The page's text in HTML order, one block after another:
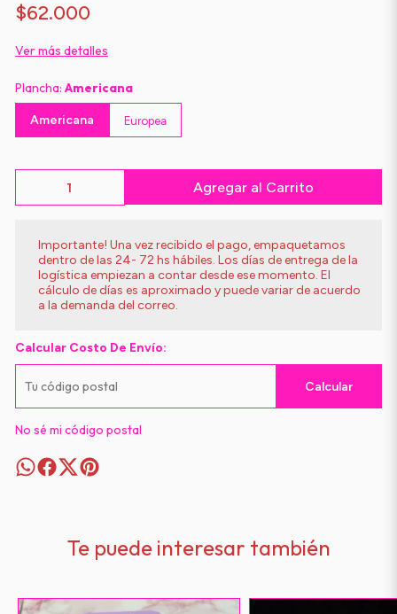
$62.000
Ver más detalles
Plancha: Americana
Americana Europea
Agregar al Carrito
Importante! Una vez recibido el pago, empaquetamos
dentro de las 24- 72 hs hábiles. Los días de entrega de la
logística empiezan a contar desde ese momento. El
cálculo de días es aproximado y puede variar de acuerdo
a la demanda del correo.
Calcular Costo De Envío:
Calcular
No sé mi código postal
Te puede interesar también